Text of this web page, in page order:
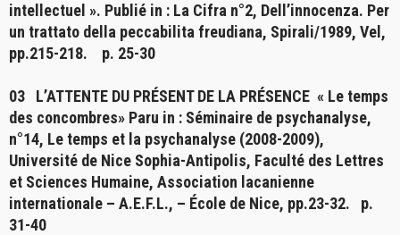
intellectuel ». Publié in : La Cifra n°2, Dell’innocenza. Per
un trattato della peccabilita freudiana, Spirali/1989, Vel,
pp.215-218. p. 25-30
03 L’ATTENTE DU PRÉSENT DE LA PRÉSENCE « Le temps
des concombres» Paru in : Séminaire de psychanalyse,
n°14, Le temps et la psychanalyse (2008-2009),
Université de Nice Sophia-Antipolis, Faculté des Lettres
et Sciences Humaine, Association lacanienne
internationale – A.E.F.L., – École de Nice, pp.23-32. p.
31-40